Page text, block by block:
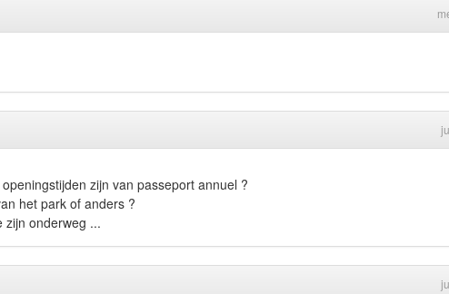
zijn van passeport annuel ?
het park of anders ?
zijn onderweg ...